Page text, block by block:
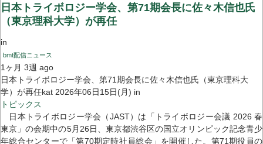
日本トライボロジー学会、第71期会長に佐々木信也氏
（東京理科大学）が再任
in
bmt配信ニュース
1ヶ月 3週 ago
日本トライボロジー学会、第71期会長に佐々木信也氏（東京理科大
学）が再任kat 2026年06日15日(月) in
トピックス
日本トライボロジー学会（JAST）は「トライボロジー会議 2026 春
東京」の会期中の5月26日、東京都渋谷区の国立オリンピック記念青少
年総合センターで「第70期定時社員総会」を開催した。第71期役員の